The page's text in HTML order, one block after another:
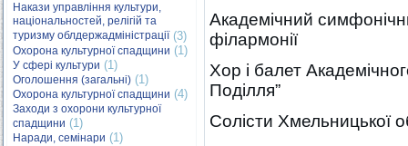
Накази управління культури,
національностей, релігій та
туризму облдержадміністрації(3)
Охорона культурної спадщини (1)
У сфері культури (1)
Оголошення (загальні) (1)
Охорона культурної спадщини (4)
Заходи з охорони культурної
спадщини (1)
Наради, семінари (1)
Академічний
філармонії
Хор і балет
Поділля”
Солісти Хмельницької